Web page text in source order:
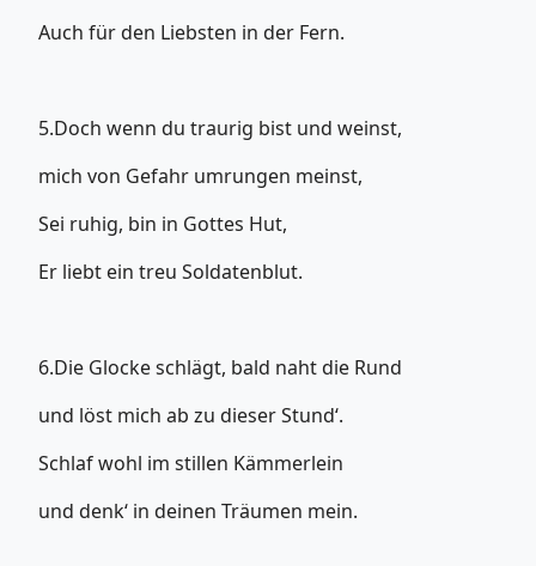
Auch für den Liebsten in der Fern.
5.Doch wenn du traurig bist und weinst,
mich von Gefahr umrungen meinst,
Sei ruhig, bin in Gottes Hut,
Er liebt ein treu Soldatenblut.
6.Die Glocke schlägt, bald naht die Rund
und löst mich ab zu dieser Stund‘.
Schlaf wohl im stillen Kämmerlein
und denk‘ in deinen Träumen mein.